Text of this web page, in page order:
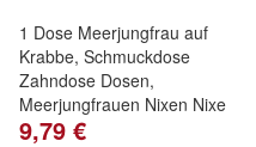
1 Dose Meerjungfrau auf
Krabbe, Schmuckdose
Zahndose Dosen,
Meerjungfrauen Nixen Nixe
9,79 €